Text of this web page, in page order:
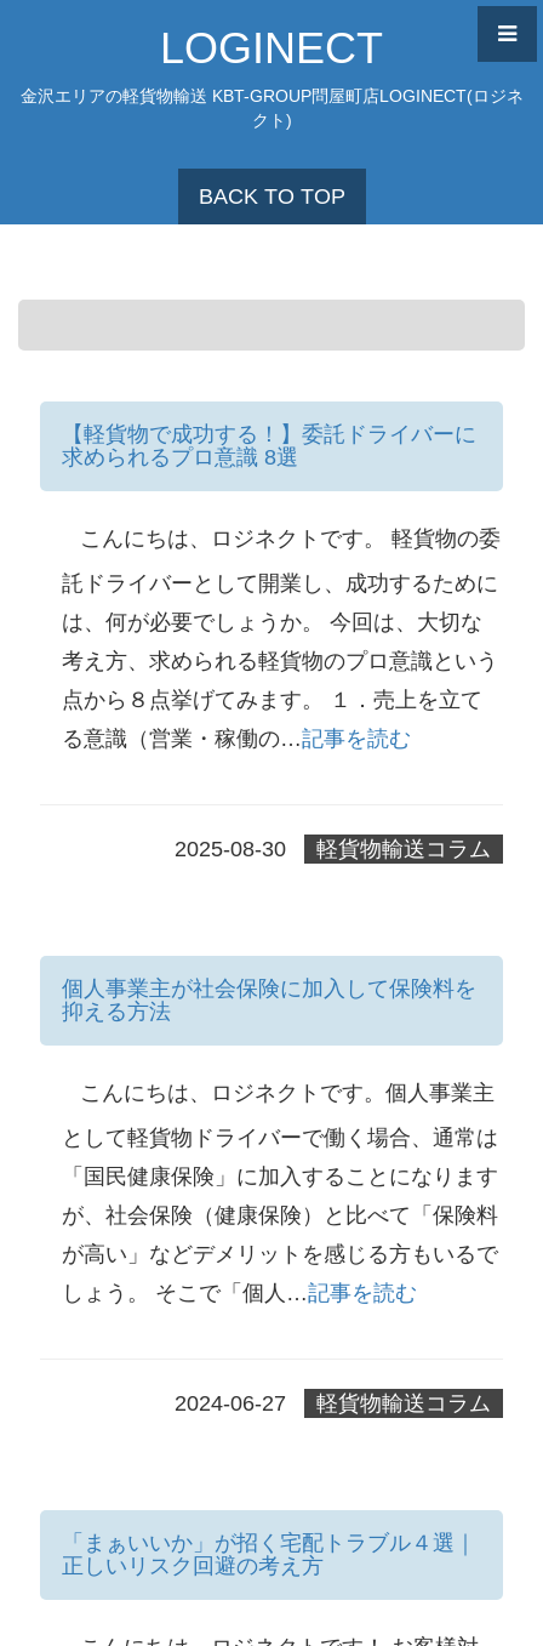
LOGINECT
金沢エリアの軽貨物輸送 KBT-GROUP問屋町店LOGINECT(ロジネ
クト)
BACK TO TOP
【軽貨物で成功する！】委託ドライバーに
求められるプロ意識 8選
こんにちは、ロジネクトです。 軽貨物の委
託ドライバーとして開業し、成功するために
は、何が必要でしょうか。 今回は、大切な
考え方、求められる軽貨物のプロ意識という
点から８点挙げてみます。 １．売上を立て
る意識（営業・稼働の…記事を読む
2025-08-30 軽貨物輸送コラム
個人事業主が社会保険に加入して保険料を
抑える方法
こんにちは、ロジネクトです。個人事業主
として軽貨物ドライバーで働く場合、通常は
「国民健康保険」に加入することになります
が、社会保険（健康保険）と比べて「保険料
が高い」などデメリットを感じる方もいるで
しょう。 そこで「個人…記事を読む
2024-06-27 軽貨物輸送コラム
「まぁいいか」が招く宅配トラブル４選｜
正しいリスク回避の考え方